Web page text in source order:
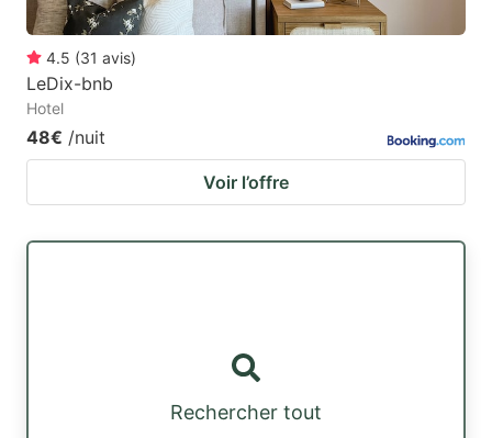
4.5 (31 avis)
LeDix-bnb
Hotel
48€ /nuit
Voir l’offre
Rechercher tout